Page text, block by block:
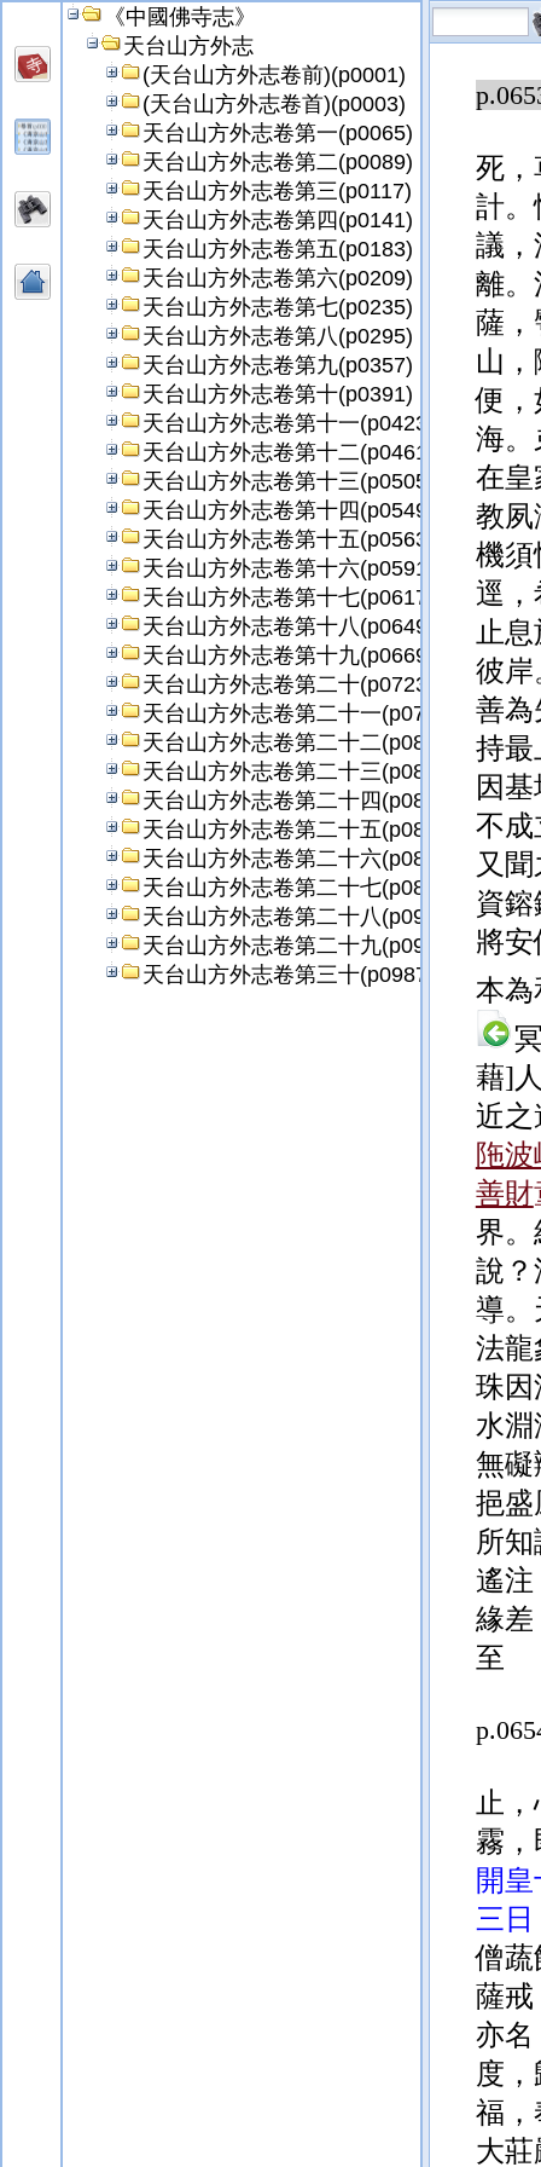
《中國佛寺志》
天台山方外志
(天台山方外志卷前)(p0001)
(天台山方外志卷首)(p0003)
天台山方外志卷第一(p0065)
天台山方外志卷第二(p0089)
天台山方外志卷第三(p0117)
天台山方外志卷第四(p0141)
天台山方外志卷第五(p0183)
天台山方外志卷第六(p0209)
天台山方外志卷第七(p0235)
天台山方外志卷第八(p0295)
天台山方外志卷第九(p0357)
天台山方外志卷第十(p0391)
天台山方外志卷第十一(p0423)
天台山方外志卷第十二(p0461)
天台山方外志卷第十三(p0505)
天台山方外志卷第十四(p0549)
天台山方外志卷第十五(p0563)
天台山方外志卷第十六(p0591)
天台山方外志卷第十七(p0617)
天台山方外志卷第十八(p0649)
天台山方外志卷第十九(p0669)
天台山方外志卷第二十(p0723)
天台山方外志卷第二十一(p0757)
天台山方外志卷第二十二(p0801)
天台山方外志卷第二十三(p0821)
天台山方外志卷第二十四(p0845)
天台山方外志卷第二十五(p0871)
天台山方外志卷第二十六(p0891)
天台山方外志卷第二十七(p0899)
天台山方外志卷第二十八(p0913)
天台山方外志卷第二十九(p0967)
天台山方外志卷第三十(p0987)
調
死，
計。
議，
離。
薩，
山
便，
海。
在皇
教夙
機須
逕，
止
彼岸
善為
持最
因
不成
又
資
將安
本為
藉]
近之
陁波
善財
界。
說？
導。
法龍
珠因
水
無礙
挹盛
所
遙注
緣差
至
止
霧
開
三日
僧蔬
薩戒
亦名
度
福，
大